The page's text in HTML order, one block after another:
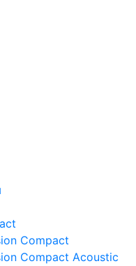
Compact
Compact Acoustic